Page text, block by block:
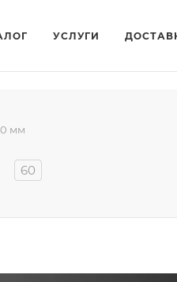
УСЛУГИ
мм
60